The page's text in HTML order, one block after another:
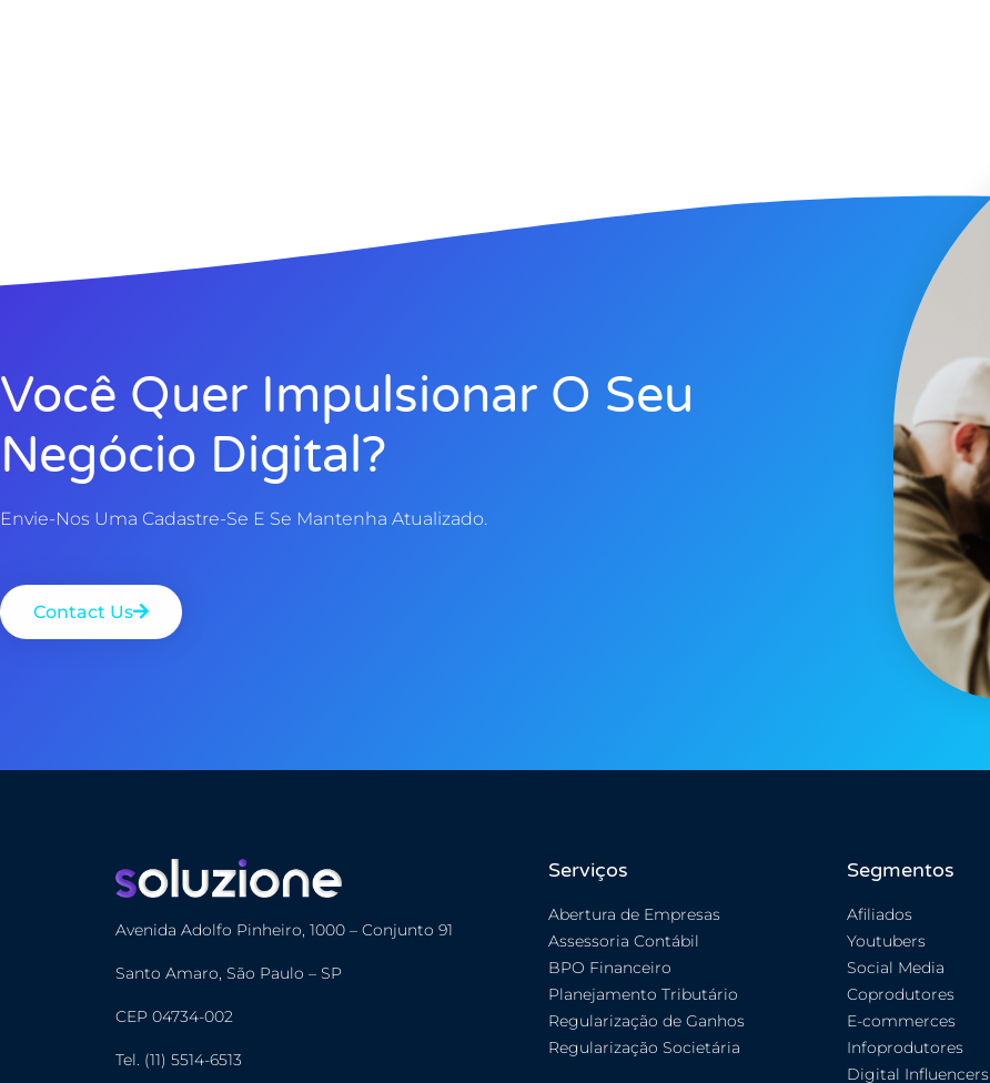
Você Quer Impulsionar O Seu
Negócio Digital?
Envie-Nos Uma Cadastre-Se E Se Mantenha Atualizado.
Contact Us
Avenida Adolfo Pinheiro, 1000 – Conjunto 91
Santo Amaro, São Paulo – SP
CEP 04734-002
Tel. (11) 5514-6513
Serviços
Abertura de Empresas
Assessoria Contábil
BPO Financeiro
Planejamento Tributário
Regularização de Ganhos
Regularização Societária
Segmentos
Afiliados
Youtubers
Social Media
Coprodutores
E-commerces
Infoprodutores
Digital Influencers